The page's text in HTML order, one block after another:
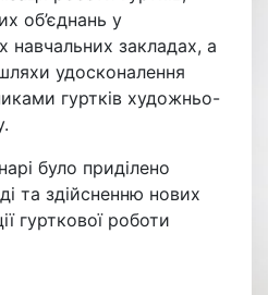
об’єднань у
навчальних закладах, а
удосконалення
гуртків художньо-
було приділено
та здійсненню нових
гурткової роботи